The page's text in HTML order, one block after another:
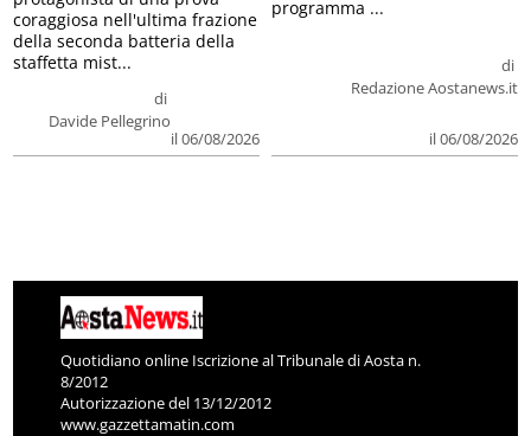
di
Davide Pellegrino
il 06/08/2026
coraggiosa nell'ultima frazione
della seconda batteria della
staffetta mist...
di
Redazione Aostanews.it
il 06/08/2026
programma ...
Quotidiano online Iscrizione al Tribunale di Aosta n.
8/2012
Autorizzazione del 13/12/2012
www.gazzettamatin.com